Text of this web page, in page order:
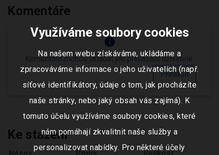
Komentáře
info
Komentáře mohou vkládat jen přihlášení uživatelé.
Přihlásit
Ke stažení
Využíváme soubory cookies
Na našem webu získáváme, ukládáme a
zpracováváme informace o jeho uživatelích (např.
síťové identifikátory, údaje o tom, jak procházíte
naše stránky, nebo jaký obsah vás zajímá). K
tomuto účelu využíváme soubory cookies, které
nám pomáhají zkvalitnit naše služby a
personalizovat nabídky. Pro některé účely